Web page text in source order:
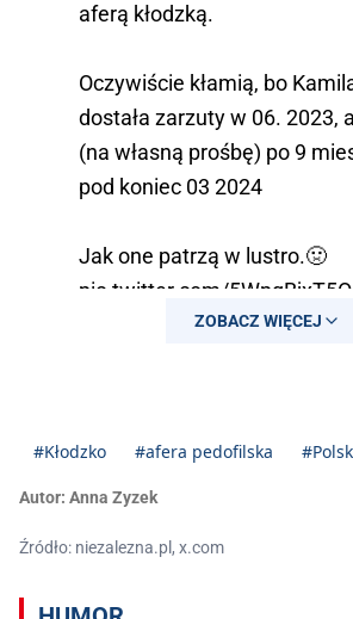
aferą kłodzką.
Oczywiście kłamią, bo
dostała zarzuty w 06. 2023,
(na własną prośbę) po 9
pod koniec 03 2024
Jak one patrzą w lustro.🤢
pic.twitter.com/5WpqBjxT5O
ZOBACZ WIĘCEJ
#Kłodzko #afera pedofilska
Autor: Anna Zyzek
Źródło: niezalezna.pl, x.com